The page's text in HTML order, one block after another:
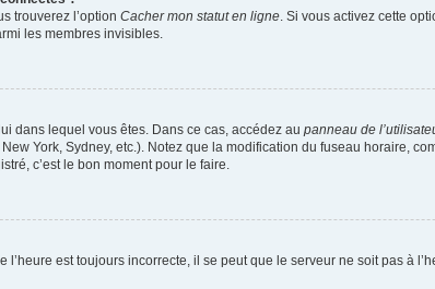
trouverez l’option Cacher mon statut en ligne. Si vous activez cette
les membres invisibles.
dans lequel vous êtes. Dans ce cas, accédez au panneau de
York, Sydney, etc.). Notez que la modification du fuseau horaire,
c’est le bon moment pour le faire.
est toujours incorrecte, il se peut que le serveur ne soit pas à